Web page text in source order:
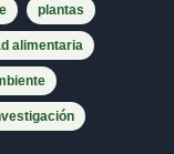
plantas
alimentaria